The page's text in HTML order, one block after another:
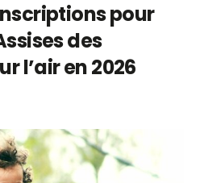
pour
des
l’air en 2026